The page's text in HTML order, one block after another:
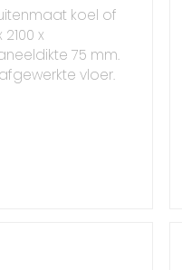
koel of
x
75 mm.
afgewerkte vloer.